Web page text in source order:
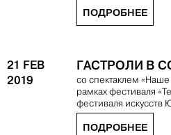
ПОДРОБНЕЕ
21 FEB
2019
ГАСТРОЛИ В
со спектаклем
рамках фестиваля
фестиваля
ПОДРОБНЕЕ